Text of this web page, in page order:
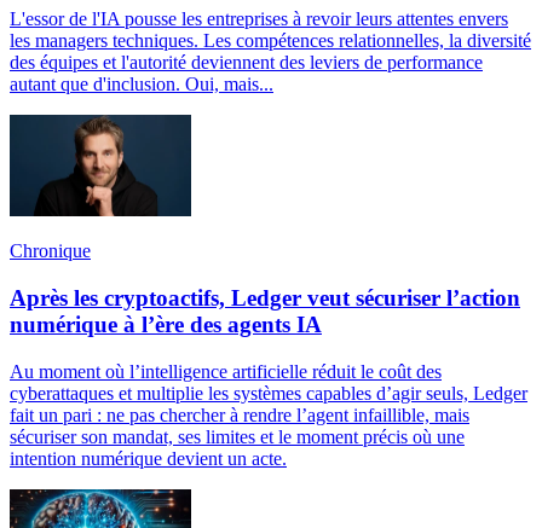
L'essor de l'IA pousse les entreprises à revoir leurs attentes envers
les managers techniques. Les compétences relationnelles, la diversité
des équipes et l'autorité deviennent des leviers de performance
autant que d'inclusion. Oui, mais...
Chronique
Après les cryptoactifs, Ledger veut sécuriser l’action
numérique à l’ère des agents IA
Au moment où l’intelligence artificielle réduit le coût des
cyberattaques et multiplie les systèmes capables d’agir seuls, Ledger
fait un pari : ne pas chercher à rendre l’agent infaillible, mais
sécuriser son mandat, ses limites et le moment précis où une
intention numérique devient un acte.